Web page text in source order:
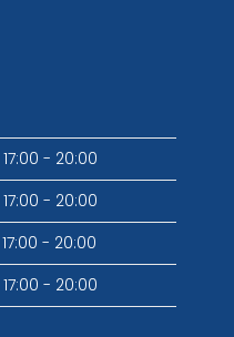
17:00 - 20:00
17:00 - 20:00
17:00 - 20:00
17:00 - 20:00